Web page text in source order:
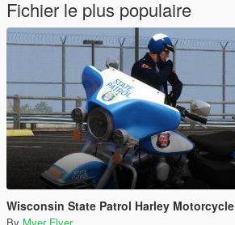
Fichier le plus populaire
Wisconsin State Patrol Harley Motorcycle
By Myer Flyer